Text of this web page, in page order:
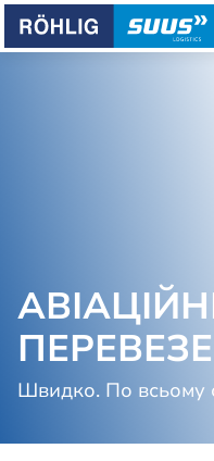
Швидко. По всьому